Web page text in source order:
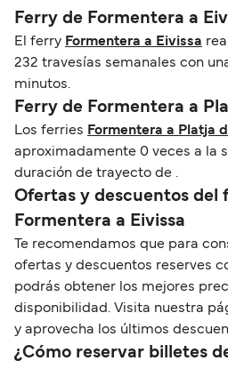
Ferry de Formentera a
El ferry Formentera a Eivissa
232 travesías semanales con
minutos.
Ferry de Formentera a
Los ferries Formentera a Platja
aproximadamente 0 veces a la
duración de trayecto de .
Ofertas y descuentos del
Formentera a Eivissa
Te recomendamos que para
ofertas y descuentos reserves
podrás obtener los mejores
disponibilidad. Visita nuestra
y aprovecha los últimos
¿Cómo reservar billetes